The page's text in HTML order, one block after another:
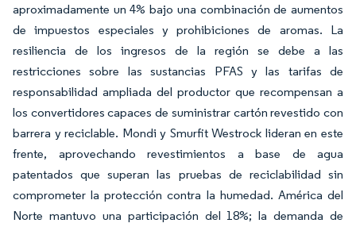
aproximadamente un 4% bajo una combinación de aumentos
de impuestos especiales y prohibiciones de aromas. La
resiliencia de los ingresos de la región se debe a las
restricciones sobre las sustancias PFAS y las tarifas de
responsabilidad ampliada del productor que recompensan a
los convertidores capaces de suministrar cartón revestido con
barrera y reciclable. Mondi y Smurfit Westrock lideran en este
frente, aprovechando revestimientos a base de agua
patentados que superan las pruebas de reciclabilidad sin
comprometer la protección contra la humedad. América del
Norte mantuvo una participación del 18%; la demanda de